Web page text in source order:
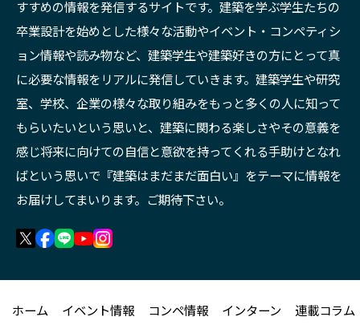
すすめの情報を発信するサイトです。建築を学ぶ学生たちの
卒業設計を始めとした様々な活動やイベント・コンペティシ
ョン情報や読み物など、建築学生や建築好きの方にとって真
に必要な情報をリアルに発信していきます。建築学生や研究
室、学校、企業の様々な取り組みをもっと多くの人に知って
もらいたいという思いと、建築に関わる楽しさやその意義を
感じ将来に向けての自信と意欲を持ってくれる手助けとなれ
ばという思いで『建築はまだまだ面白い』をテーマに情報を
お届けしてまいります。ご期待下さい。
ホーム イベント情報 コンペ情報 インターン 連載コラム